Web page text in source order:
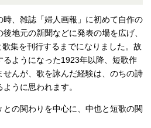
、雑誌「婦人画報」に初めて自作の
地元の新聞などに発表の場を広げ、
集を刊行するまでになりました。故
ようになった1923年以降、短歌作
んが、歌を詠んだ経験は、のちの詩
うに思われます。
の関わりを中心に、中也と短歌の関